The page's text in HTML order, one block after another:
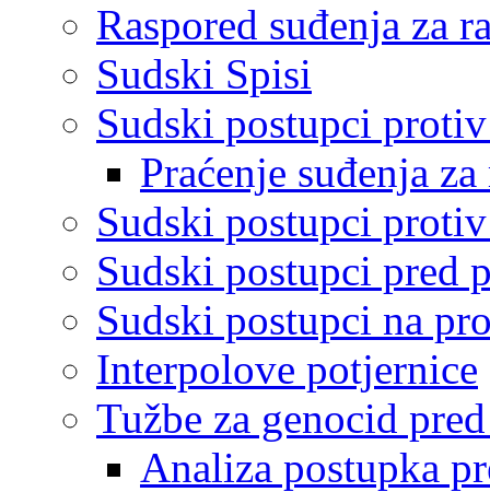
Raspored suđenja za
Sudski Spisi
Sudski postupci
Praćenje suđenja
Sudski postupci
Sudski postupci pred
Sudski postupci na
Interpolove potjernice
Tužbe za genocid
Analiza postupka